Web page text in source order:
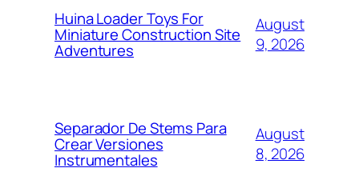
Huina Loader Toys For
Miniature Construction Site
Adventures
August
9, 2026
Separador De Stems Para
Crear Versiones
Instrumentales
August
8, 2026